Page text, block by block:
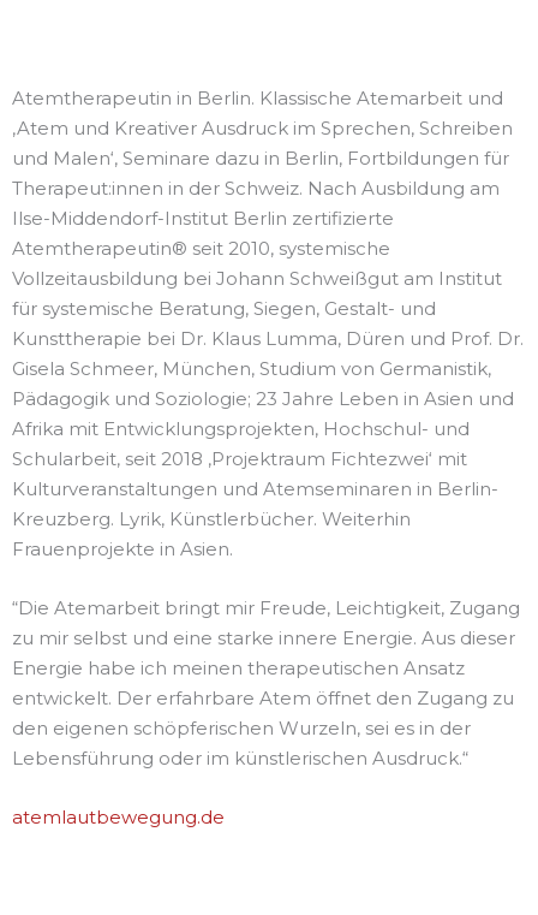
Atemtherapeutin in Berlin. Klassische Atemarbeit und
,Atem und Kreativer Ausdruck im Sprechen, Schreiben
und Malen‘, Seminare dazu in Berlin, Fortbildungen für
Therapeut:innen in der Schweiz. Nach Ausbildung am
Ilse-Middendorf-Institut Berlin zertifizierte
Atemtherapeutin® seit 2010, systemische
Vollzeitausbildung bei Johann Schweißgut am Institut
für systemische Beratung, Siegen, Gestalt- und
Kunsttherapie bei Dr. Klaus Lumma, Düren und Prof. Dr.
Gisela Schmeer, München, Studium von Germanistik,
Pädagogik und Soziologie; 23 Jahre Leben in Asien und
Afrika mit Entwicklungsprojekten, Hochschul- und
Schularbeit, seit 2018 ,Projektraum Fichtezwei‘ mit
Kulturveranstaltungen und Atemseminaren in Berlin-
Kreuzberg. Lyrik, Künstlerbücher. Weiterhin
Frauenprojekte in Asien.
“Die Atemarbeit bringt mir Freude, Leichtigkeit, Zugang
zu mir selbst und eine starke innere Energie. Aus dieser
Energie habe ich meinen therapeutischen Ansatz
entwickelt. Der erfahrbare Atem öffnet den Zugang zu
den eigenen schöpferischen Wurzeln, sei es in der
Lebensführung oder im künstlerischen Ausdruck.“
atemlautbewegung.de